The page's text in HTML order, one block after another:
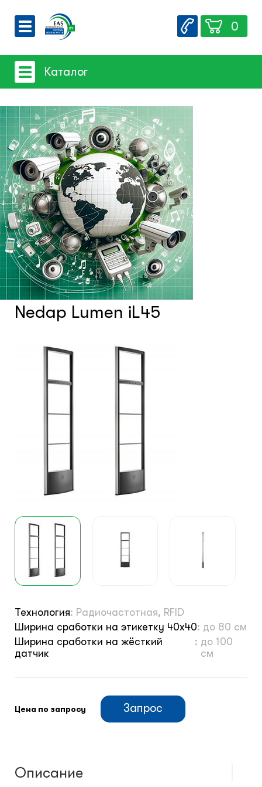
О компании
Вакансии
Контакты
0
Каталог
Системы видеонаблюдения
Системы защиты товаров от краж
- Акустомагнитная технология
- Радиочастотная технология
Счетчики посетителей
Защита товара на стеллажах
Системы фонового озвучивания
помещений
Защитные сейферы и боксы
Зеркала безопасности
Климатический шкафы
Монтажные шкафы
Nedap Lumen iL45
Технология: Радиочастотная, RFID
Ширина сработки на этикетку 40х40: до 80 см
Ширина сработки на жёсткий
датчик
: до 100
см
Цена по запросу Запрос
Описание